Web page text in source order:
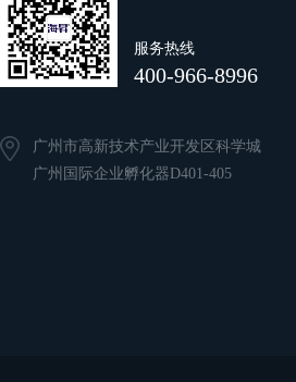
服务热线
400-966-8996
广州市高新技术产业开发区科学城
广州国际企业孵化器D401-405